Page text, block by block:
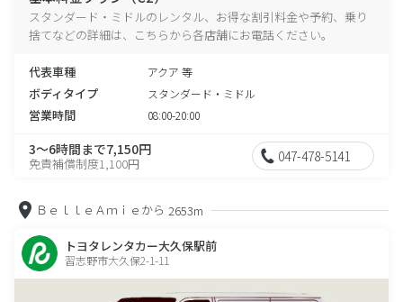
スタンダード・ミドルのレンタル、お得な割引料金や予約、乗り
捨てなどの詳細は、こちらから各店舗にお電話ください。
代表車種 アクア 等
ボディタイプ スタンダード・ミドル
営業時間 08:00-20:00
3～6時間まで7,150円
免責補償制度1,100円 047-478-5141
ＢｅｌｌｅＡｍｉｅから 2653m
トヨタレンタカー大久保駅前
習志野市大久保2-1-11